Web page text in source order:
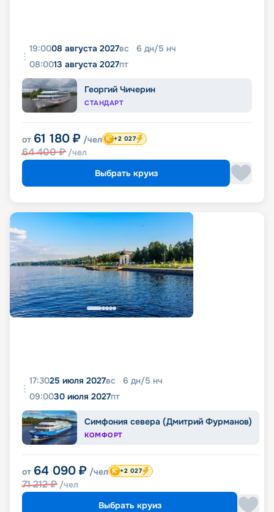
19:0008 августа 2027вс 6 дн/5 нч
08:0013 августа 2027пт
Георгий Чичерин
СТАНДАРТ
от 61 180 ₽ /чел
64 400₽ /чел
+2 027
Выбрать круиз
17:3025 июля 2027вс 6 дн/5 нч
09:0030 июля 2027пт
Симфония севера (Дмитрий Фурманов)
КОМФОРТ
от 64 090 ₽ /чел
71 212₽ /чел
+2 027
Выбрать круиз